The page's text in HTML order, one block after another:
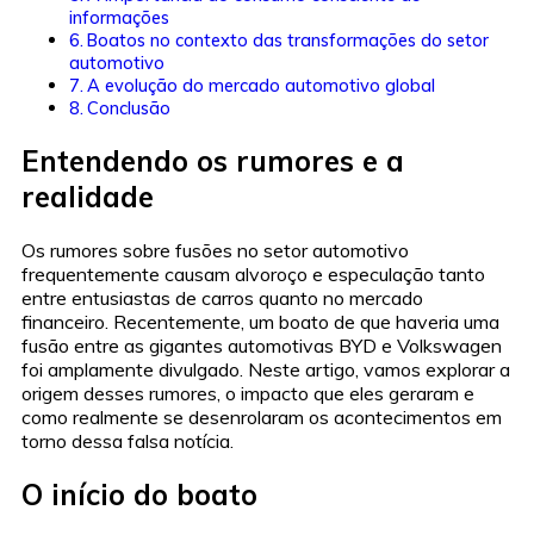
informações
Boatos no contexto das transformações do setor
automotivo
A evolução do mercado automotivo global
Conclusão
Entendendo os rumores e a
realidade
Os rumores sobre fusões no setor automotivo
frequentemente causam alvoroço e especulação tanto
entre entusiastas de carros quanto no mercado
financeiro. Recentemente, um boato de que haveria uma
fusão entre as gigantes automotivas BYD e Volkswagen
foi amplamente divulgado. Neste artigo, vamos explorar a
origem desses rumores, o impacto que eles geraram e
como realmente se desenrolaram os acontecimentos em
torno dessa falsa notícia.
O início do boato